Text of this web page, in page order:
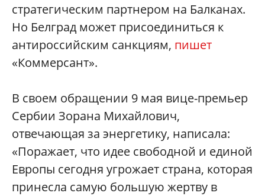
стратегическим партнером на Балканах.
Но Белград может присоединиться к
антироссийским санкциям, пишет
«Коммерсант».
В своем обращении 9 мая вице-премьер
Сербии Зорана Михайлович,
отвечающая за энергетику, написала:
«Поражает, что идее свободной и единой
Европы сегодня угрожает страна, которая
принесла самую большую жертву в